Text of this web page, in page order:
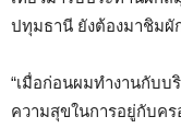
ปทุมธานี ยังต้องมาชิมผั
“เมื่อก่อนผมทำงานกับ
ความสุขในการอยู่กับค